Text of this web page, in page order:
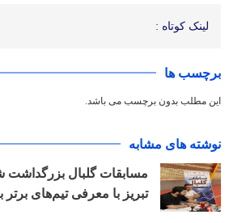
لینک کوتاه :
برچسب ها
این مطلب بدون برچسب می باشد.
نوشته های مشابه
مسابقات گلبال
تبریز با معرفی تیم‌های برتر